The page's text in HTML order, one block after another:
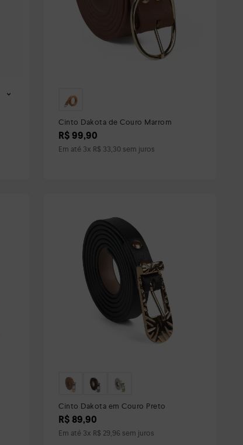
Cinto Dakota de Couro Marrom
R$ 99,90
Em até 3x R$ 33,30 sem juros
Cinto Dakota em Couro Preto
R$ 89,90
Em até 3x R$ 29,96 sem juros